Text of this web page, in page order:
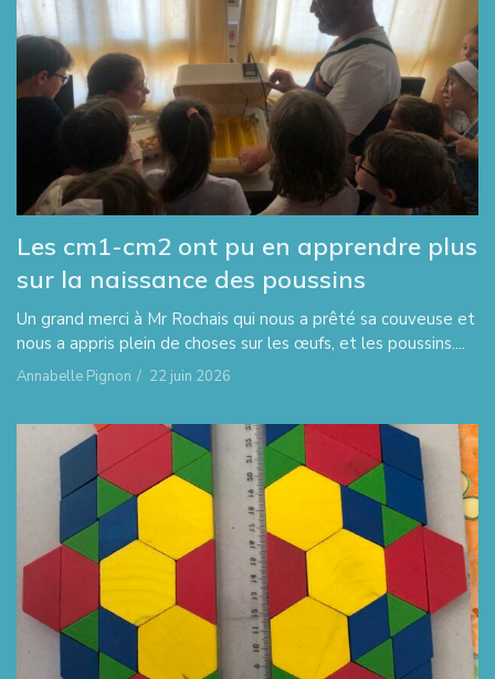
Les cm1-cm2 ont pu en apprendre plus
sur la naissance des poussins
Un grand merci à Mr Rochais qui nous a prêté sa couveuse et
nous a appris plein de choses sur les œufs, et les poussins....
Annabelle Pignon / 22 juin 2026